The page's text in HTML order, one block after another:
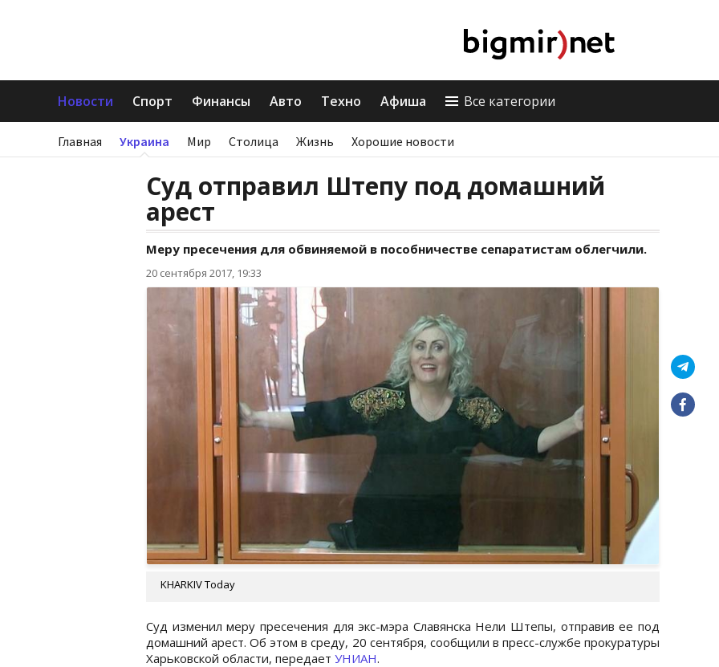
Новости Спорт Финансы Авто Техно Афиша Все категории
Главная Украина Мир Столица Жизнь Хорошие новости
Суд отправил Штепу под домашний
арест
Меру пресечения для обвиняемой в пособничестве сепаратистам облегчили.
20 сентября 2017, 19:33
KHARKIV Today
Суд изменил меру пресечения для экс-мэра Славянска Нели Штепы, отправив ее под
домашний арест. Об этом в среду, 20 сентября, сообщили в пресс-службе прокуратуры
Харьковской области, передает УНИАН.